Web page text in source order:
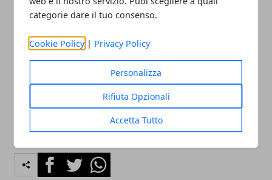
categorie dare il tuo consenso.
Cookie Policy | Privacy Policy
Personalizza
Rifiuta Opzionali
Accetta Tutto
protezione all’immersione, non oltre tre metri, per
Miglior cronometro sportivo
[amazon bestseller="cronometro sportivo"]
FacebookTwitterWhatsapp